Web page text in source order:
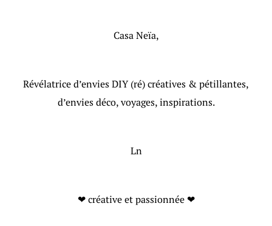
Casa Neïa,
Révélatrice d’envies DIY (ré) créatives & pétillantes,
d’envies déco, voyages, inspirations.
Ln
❤ créative et passionnée ❤